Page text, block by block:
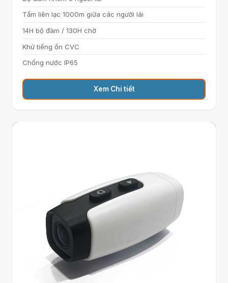
Tầm liên lạc 1000m giữa các người lái
14H bộ đàm / 130H chờ
Khử tiếng ồn CVC
Chống nước IP65
Xem Chi tiết